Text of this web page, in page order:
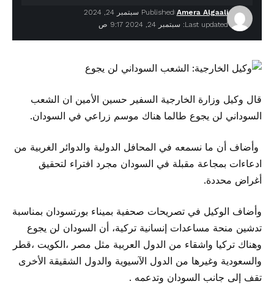
Last updated: سبتمبر 24, 2024 9:17 ص
Amera Algaali Published سبتمبر 24, 2024
قال وكيل وزارة الخارجية السفير حسين الأمين ان الشعب
السوداني لن يجوع طالما هناك موسم زراعي في السودان.
وأضاف أن ما نسمعه في المحافل الدولية والدوائر الغربية من
ادعاءات بمجاعة مقبلة في السودان مجرد افتراء لتحقيق
أغراض محددة.
وأضاف الوكيل في تصريحات صحفية بميناء بورتسودان بمناسبة
تدشين منحة مساعدات إنسانية تركية، أن السودان لن يجوع
وهناك تركيا واشقاء من الدول العربية مثل مصر ،الكويت ،قطر
والسعودية وغيرها من الدول الآسيوية والدول الشقيقة الأخرى
تقف إلى جانب السودان وتدعمه .